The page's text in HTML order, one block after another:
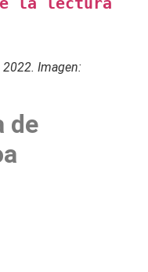
2022. Imagen:
de